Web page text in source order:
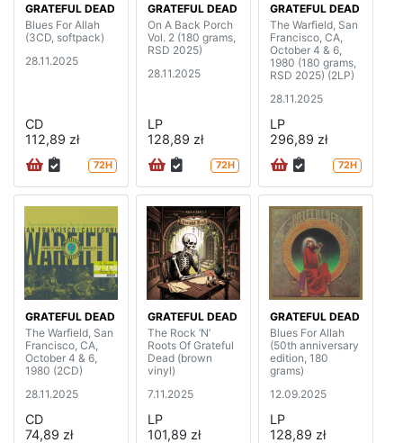
GRATEFUL DEAD
Blues For Allah
(3CD, softpack)
28.11.2025
CD
112,89 zł
72H
GRATEFUL DEAD
On A Back Porch
Vol. 2 (180 grams,
RSD 2025)
28.11.2025
LP
128,89 zł
72H
GRATEFUL DEAD
The Warfield, San
Francisco, CA,
October 4 & 6,
1980 (180 grams,
RSD 2025) (2LP)
28.11.2025
LP
296,89 zł
72H
GRATEFUL DEAD
The Warfield, San
Francisco, CA,
October 4 & 6,
1980 (2CD)
28.11.2025
CD
74,89 zł
GRATEFUL DEAD
The Rock ‘N’
Roots Of Grateful
Dead (brown
vinyl)
7.11.2025
LP
101,89 zł
GRATEFUL DEAD
Blues For Allah
(50th anniversary
edition, 180
grams)
12.09.2025
LP
128,89 zł